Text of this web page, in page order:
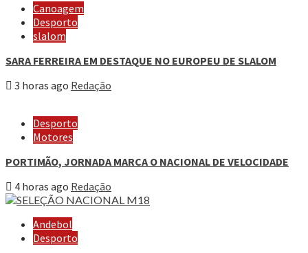
Canoagem
Desporto
slalom
SARA FERREIRA EM DESTAQUE NO EUROPEU DE SLALOM
3 horas ago Redação
Desporto
Motores
PORTIMÃO, JORNADA MARCA O NACIONAL DE VELOCIDADE
4 horas ago Redação
Andebol
Desporto